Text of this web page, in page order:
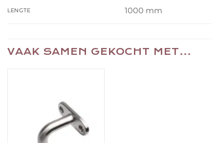
LENGTE 1000 mm
VAAK SAMEN GEKOCHT MET…